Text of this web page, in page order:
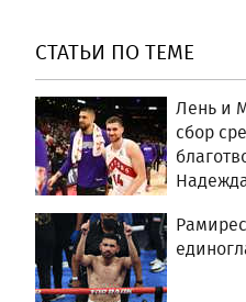
СТАТЬИ ПО ТЕМЕ
Лень и
сбор